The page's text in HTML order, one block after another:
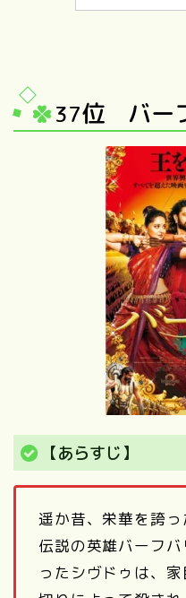
37位 バー
【あらすじ】
遥か昔、栄華を誇っ
伝説の英雄バーフ
ったシヴドゥは、